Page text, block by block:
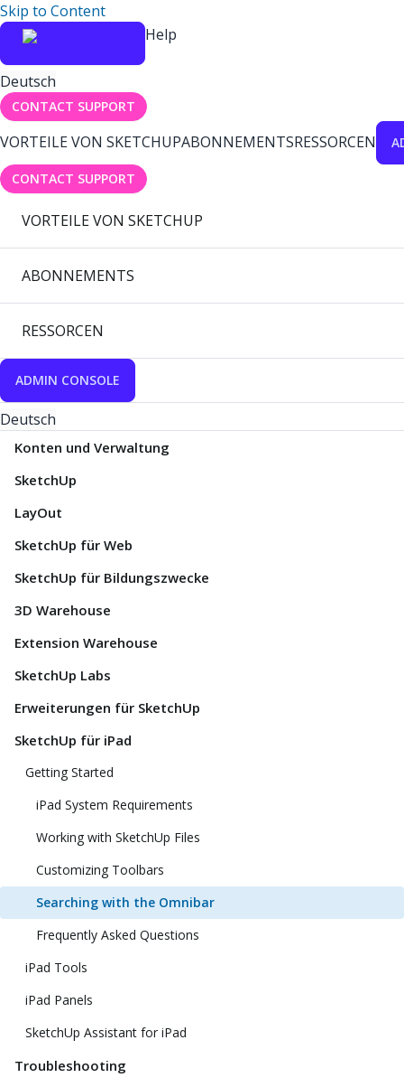
Skip to Content
Help
Deutsch
CONTACT SUPPORT
VORTEILE VON SKETCHUPABONNEMENTSRESSORCEN
CONTACT SUPPORT
VORTEILE VON SKETCHUP
ABONNEMENTS
RESSORCEN
ADMIN CONSOLE
Deutsch
Konten und Verwaltung
SketchUp
LayOut
SketchUp für Web
SketchUp für Bildungszwecke
3D Warehouse
Extension Warehouse
SketchUp Labs
Erweiterungen für SketchUp
SketchUp für iPad
Getting Started
iPad System Requirements
Working with SketchUp Files
Customizing Toolbars
Searching with the Omnibar
Frequently Asked Questions
iPad Tools
iPad Panels
SketchUp Assistant for iPad
Troubleshooting